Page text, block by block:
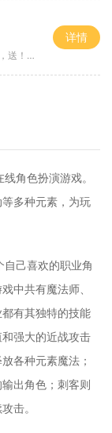
沙长
详情
角色扮演游戏。
多种元素，为玩
己喜欢的职业角
中共有魔法师、
有其独特的技能
强大的近战攻击
各种元素魔法；
出角色；刺客则
击。